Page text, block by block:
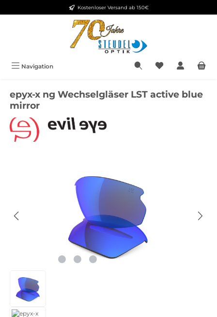
Zum Hauptinhalt springenKostenloser Versand ab 150€
Navigation
epyx-x ng Wechselgläser LST active blue
mirror